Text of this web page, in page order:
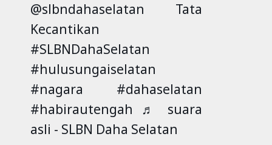
@slbndahaselatan Tata
Kecantikan
#SLBNDahaSelatan
#hulusungaiselatan
#nagara
#dahaselatan
#habirautengah
♬ suara
asli - SLBN Daha Selatan